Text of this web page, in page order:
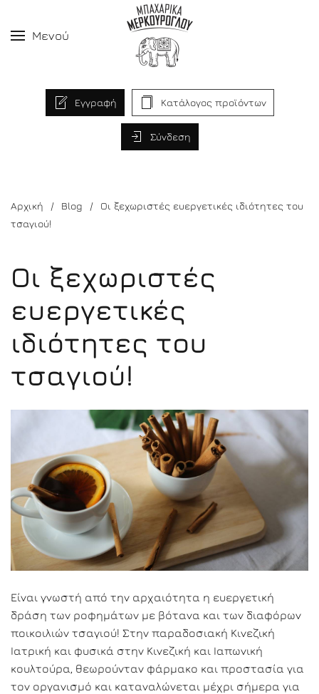
Μενού
Εγγραφή Κατάλογος προϊόντων
Σύνδεση
Αρχική Blog
Οι ξεχωριστές ευεργετικές ιδιότητες του
τσαγιού!
Οι ξεχωριστές
ευεργετικές
ιδιότητες του
τσαγιού!
Είναι γνωστή από την αρχαιότητα η ευεργετική
δράση των ροφημάτων με βότανα και των διαφόρων
ποικοιλιών τσαγιού! Στην παραδοσιακή Κινεζική
Ιατρική και φυσικά στην Κινεζική και Ιαπωνική
κουλτούρα, θεωρούνταν φάρμακο και προστασία για
τον οργανισμό και καταναλώνεται μέχρι σήμερα για